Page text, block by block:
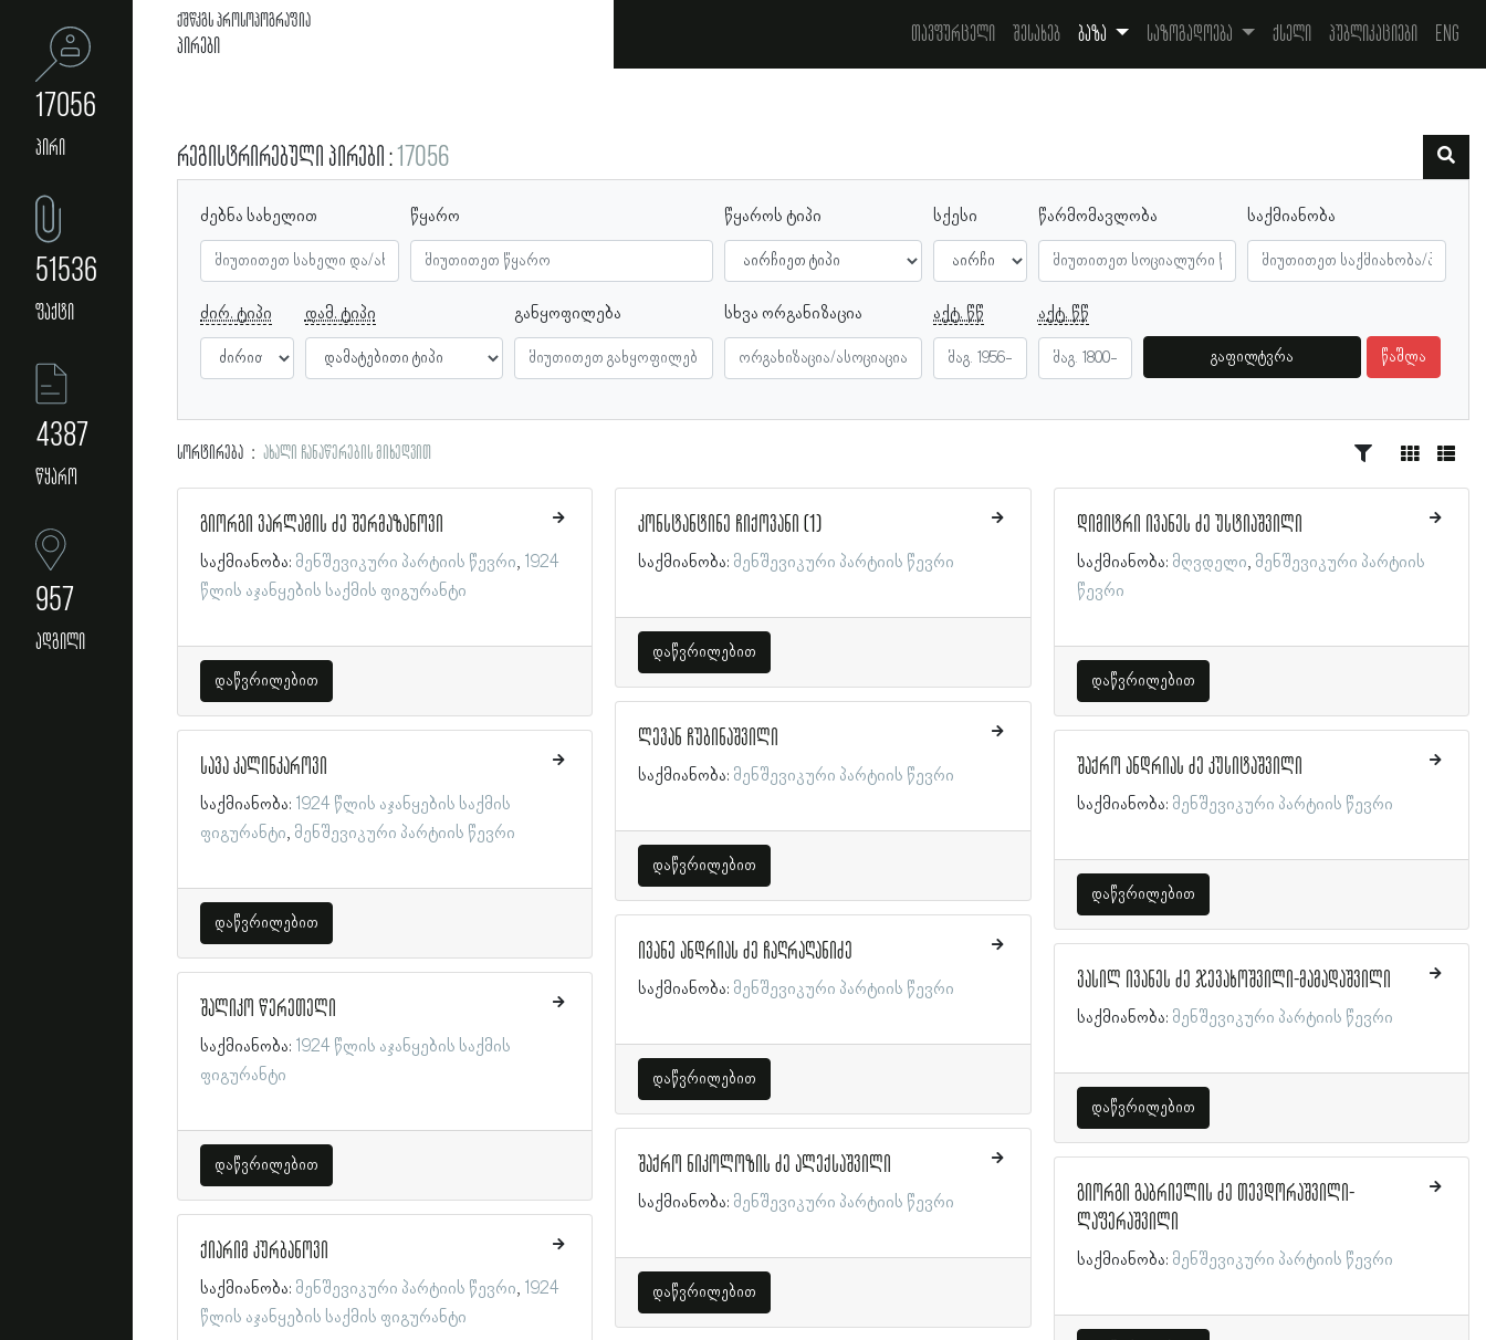
17056
პირი
51536
ფაქტი
4387
წყარო
957
ადგილი
ქშწკგს პროსოპოგრაფია
პირები თავფურცელი შესახებ ბაზა საზოგადოება ქსელი პუბლიკაციები Eng
რეგისტრირებული პირები 17056
ძებნა სახელით წყარო წყაროს ტიპი სქესი წარმომავლობა საქმიანობა
ძირ. ტიპი დამ. ტიპი განყოფილება სხვა ორგანიზაცია აქტ. წწ აქტ. წწ
გაფილტვრა წაშლა
სორტირება ახალი ჩანაწერების მიხედვით
გიორგი ვარლამის ძე შერმაზანოვი
საქმიანობა: მენშევიკური პარტიის წევრი 1924
წლის აჯანყების საქმის ფიგურანტი
დაწვრილებით
სავა კალინკაროვი
საქმიანობა: 1924 წლის აჯანყების საქმის
ფიგურანტი მენშევიკური პარტიის წევრი
დაწვრილებით
შალიკო წერეთელი
საქმიანობა: 1924 წლის აჯანყების საქმის
ფიგურანტი
დაწვრილებით
ქიარიმ კურბანოვი
საქმიანობა: მენშევიკური პარტიის წევრი 1924
წლის აჯანყების საქმის ფიგურანტი
კონსტანტინე ჩიქოვანი (1)
საქმიანობა: მენშევიკური პარტიის წევრი
დაწვრილებით
ლევან ჩუბინაშვილი
საქმიანობა: მენშევიკური პარტიის წევრი
დაწვრილებით
ივანე ანდრიას ძე ჩაღრაღანიძე
საქმიანობა: მენშევიკური პარტიის წევრი
დაწვრილებით
შაქრო ნიკოლოზის ძე ალექსაშვილი
საქმიანობა: მენშევიკური პარტიის წევრი
დაწვრილებით
დიმიტრი ივანეს ძე უსტიაშვილი
საქმიანობა: მღვდელი მენშევიკური პარტიის
წევრი
დაწვრილებით
შაქრო ანდრიას ძე კუსიტაშვილი
საქმიანობა: მენშევიკური პარტიის წევრი
დაწვრილებით
ვასილ ივანეს ძე ჯევახოშვილი-მამადაშვილი
საქმიანობა: მენშევიკური პარტიის წევრი
დაწვრილებით
გიორგი გაბრიელის ძე თევდორაშვილი-
ლაფერაშვილი
საქმიანობა: მენშევიკური პარტიის წევრი